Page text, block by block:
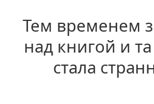
Тем временем
над книгой и
стала